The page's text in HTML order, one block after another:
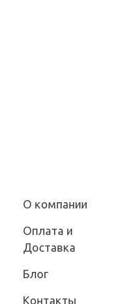
О компании
Оплата и
Доставка
Блог
Контакты